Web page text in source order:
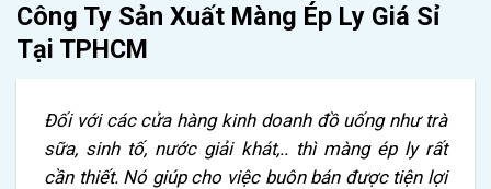
Công Ty Sản Xuất Màng Ép Ly Giá Sỉ
Tại TPHCM
Đối với các cửa hàng kinh doanh đồ uống như trà
sữa, sinh tố, nước giải khát,.. thì màng ép ly rất
cần thiết. Nó giúp cho việc buôn bán được tiện lợi